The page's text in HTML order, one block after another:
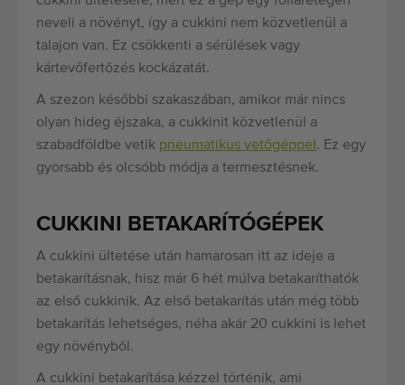
neveli a növényt, így a cukkini nem közvetlenül a
talajon van. Ez csökkenti a sérülések vagy
kártevőfertőzés kockázatát.
A szezon későbbi szakaszában, amikor már nincs
olyan hideg éjszaka, a cukkinit közvetlenül a
szabadföldbe vetik pneumatikus vetőgéppel . Ez egy
gyorsabb és olcsóbb módja a termesztésnek.
CUKKINI BETAKARÍTÓGÉPEK
A cukkini ültetése után hamarosan itt az ideje a
betakarításnak, hisz már 6 hét múlva betakaríthatók
az első cukkinik. Az első betakarítás után még több
betakarítás lehetséges, néha akár 20 cukkini is lehet
egy növényből.
A cukkini betakarítása kézzel történik, ami